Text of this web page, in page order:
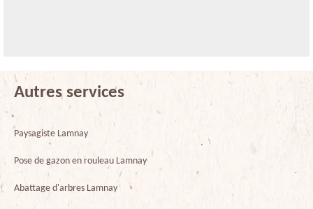
Autres services
Paysagiste Lamnay
Pose de gazon en rouleau Lamnay
Abattage d'arbres Lamnay